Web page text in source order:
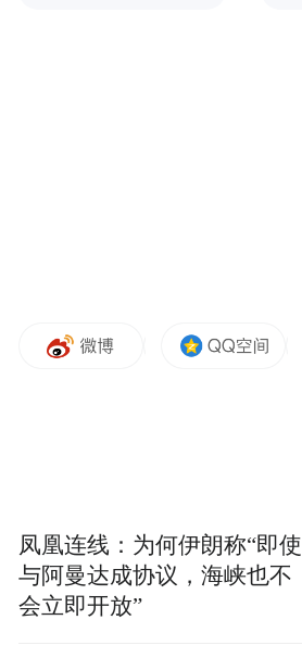
space services.”
凤凰连线：为何伊朗称“即使
与阿曼达成协议，海峡也不
会立即开放”